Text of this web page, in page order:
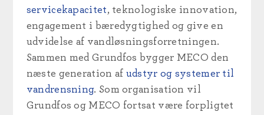
servicekapacitet, teknologiske innovation,
engagement i bæredygtighed og give en
udvidelse af vandløsningsforretningen.
Sammen med Grundfos bygger MECO den
næste generation af udstyr og systemer til
vandrensning. Som organisation vil
Grundfos og MECO fortsat være forpligtet